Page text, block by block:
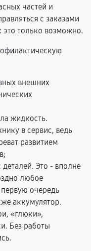
частей и
с заказами
только возможно.
внешних
жидкость.
в сервис, ведь
развитием
Это - вполне
любое
очередь
аккумулятор.
«глюки»,
Без работы